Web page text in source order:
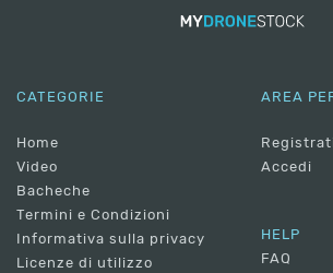
CATEGORIE
Home
Video
Bacheche
Termini e Condizioni
Informativa sulla privacy
Licenze di utilizzo
AREA
Accedi
HELP
FAQ